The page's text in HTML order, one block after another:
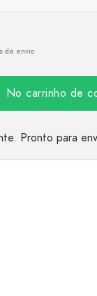
de envio
No carrinho de
Pronto para